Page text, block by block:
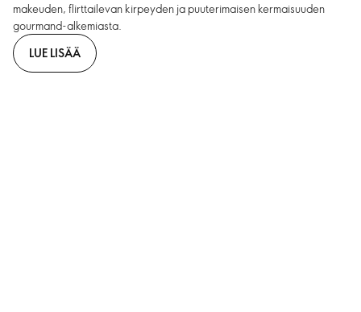
makeuden, flirttailevan kirpeyden ja puuterimaisen kermaisuuden
gourmand-alkemiasta.
LUE LISÄÄ